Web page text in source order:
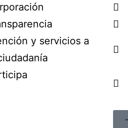
y servicios a